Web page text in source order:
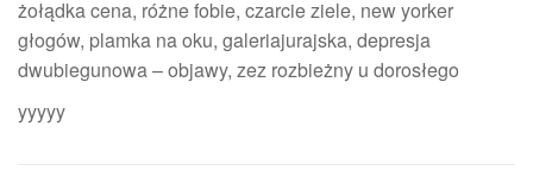
żołądka cena, różne fobie, czarcie ziele, new yorker
głogów, plamka na oku, galeriajurajska, depresja
dwubiegunowa – objawy, zez rozbieżny u dorosłego
yyyyy